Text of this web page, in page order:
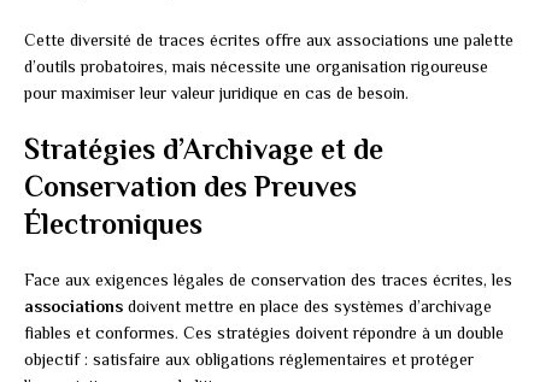
Cette diversité de traces écrites offre aux associations une palette
d’outils probatoires, mais nécessite une organisation rigoureuse
pour maximiser leur valeur juridique en cas de besoin.
Stratégies d’Archivage et de
Conservation des Preuves
Électroniques
Face aux exigences légales de conservation des traces écrites, les
associations doivent mettre en place des systèmes d’archivage
fiables et conformes. Ces stratégies doivent répondre à un double
objectif : satisfaire aux obligations réglementaires et protéger